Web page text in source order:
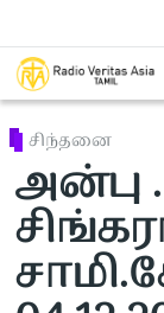
சிந்தனை
அன்பு